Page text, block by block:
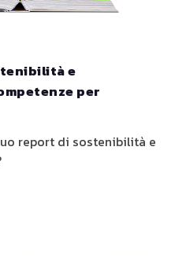
e
per
report di sostenibilità e